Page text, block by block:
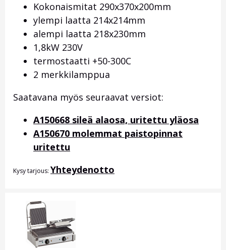
Kokonaismitat 290x370x200mm
ylempi laatta 214x214mm
alempi laatta 218x230mm
1,8kW 230V
termostaatti +50-300C
2 merkkilamppua
Saatavana myös seuraavat versiot:
A150668 sileä alaosa, uritettu yläosa
A150670 molemmat paistopinnat
uritettu
Kysy tarjous: Yhteydenotto